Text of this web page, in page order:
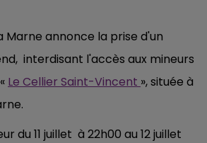
Marne annonce la prise d'un
interdisant l'accès aux mineurs
Le Cellier Saint-Vincent », située à
du 11 juillet à 22h00 au 12 juillet